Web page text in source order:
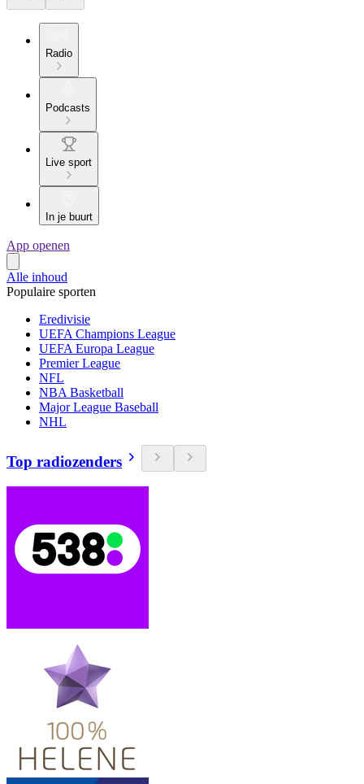
Radio
Podcasts
Live sport
In je buurt
App openen
Alle inhoud
Populaire sporten
Eredivisie
UEFA Champions League
UEFA Europa League
Premier League
NFL
NBA Basketball
Major League Baseball
NHL
Top radiozenders